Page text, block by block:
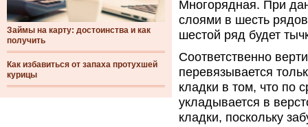
Займы на карту: достоинства и как
получить
Как избавиться от запаха протухшей
курицы
Многорядная. При
слоями в шесть
шестой ряд будет
Соответственно
перевязывается
кладки в том, что по
укладывается в
кладки, поскольку